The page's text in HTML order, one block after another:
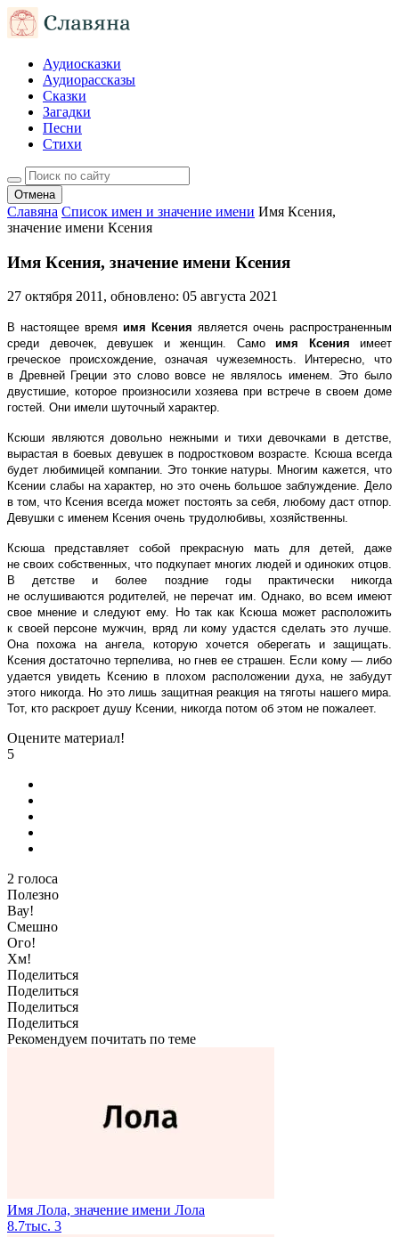
Аудиосказки
Аудиорассказы
Сказки
Загадки
Песни
Стихи
Отмена
Славяна Список имен и значение имени Имя Ксения,
значение имени Ксения
Имя Ксения, значение имени Ксения
27 октября 2011, обновлено: 05 августа 2021
В настоящее время имя Ксения является очень распространенным
среди девочек, девушек и женщин. Само имя Ксения имеет
греческое происхождение, означая чужеземность. Интересно, что
в Древней Греции это слово вовсе не являлось именем. Это было
двустишие, которое произносили хозяева при встрече в своем доме
гостей. Они имели шуточный характер.
Ксюши являются довольно нежными и тихи девочками в детстве,
вырастая в боевых девушек в подростковом возрасте. Ксюша всегда
будет любимицей компании. Это тонкие натуры. Многим кажется, что
Ксении слабы на характер, но это очень большое заблуждение. Дело
в том, что Ксения всегда может постоять за себя, любому даст отпор.
Девушки с именем Ксения очень трудолюбивы, хозяйственны.
Ксюша представляет собой прекрасную мать для детей, даже
не своих собственных, что подкупает многих людей и одиноких отцов.
В детстве и более поздние годы практически никогда
не ослушиваются родителей, не перечат им. Однако, во всем имеют
свое мнение и следуют ему. Но так как Ксюша может расположить
к своей персоне мужчин, вряд ли кому удастся сделать это лучше.
Она похожа на ангела, которую хочется оберегать и защищать.
Ксения достаточно терпелива, но гнев ее страшен. Если кому — либо
удается увидеть Ксению в плохом расположении духа, не забудут
этого никогда. Но это лишь защитная реакция на тяготы нашего мира.
Тот, кто раскроет душу Ксении, никогда потом об этом не пожалеет.
Оцените материал!
5
2 голоса
Полезно
Вау!
Смешно
Ого!
Хм!
Поделиться
Поделиться
Поделиться
Поделиться
Рекомендуем почитать по теме
Имя Лола, значение имени Лола
8.7тыс. 3